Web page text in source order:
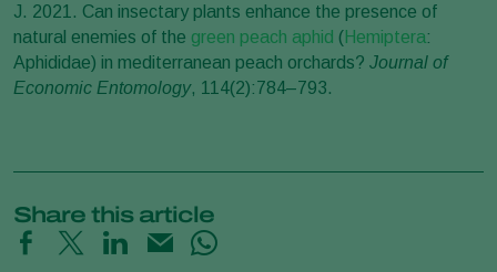
J. 2021. Can insectary plants enhance the presence of
natural enemies of the green peach aphid (Hemiptera:
Aphididae) in mediterranean peach orchards? Journal of
Economic Entomology, 114(2):784–793.
Share this article